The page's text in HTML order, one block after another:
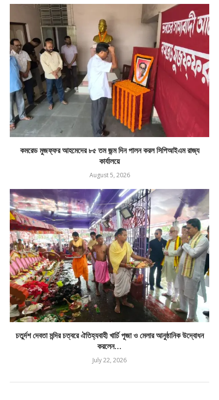
কমরেড মুজফ্ফর আহমেদের ৮৫ তম জন্ম দিন পালন করল সিপিআইএম রাজ্য
কার্যালয়ে
August 5, 2026
চতুর্দশ দেবতা মন্দির চত্বরে ঐতিহ্যবাহী খার্চি পূজা ও মেলার আনুষ্ঠানিক উদ্বোধন
করলেন...
July 22, 2026